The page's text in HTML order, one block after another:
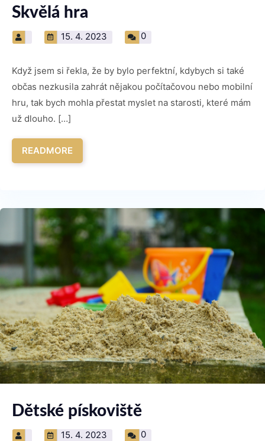
Skvělá hra
15. 4. 2023 0
Když jsem si řekla, že by bylo perfektní, kdybych si také
občas nezkusila zahrát nějakou počítačovou nebo mobilní
hru, tak bych mohla přestat myslet na starosti, které mám
už dlouho. […]
READMORE
Dětské pískoviště
15. 4. 2023 0